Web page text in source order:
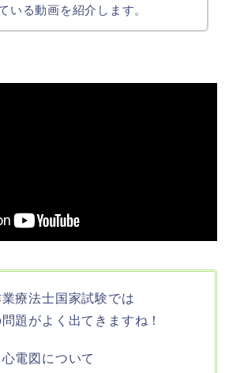
いる動画を紹介します。
療法士国家試験では
題がよく出てきますね！
電図 について